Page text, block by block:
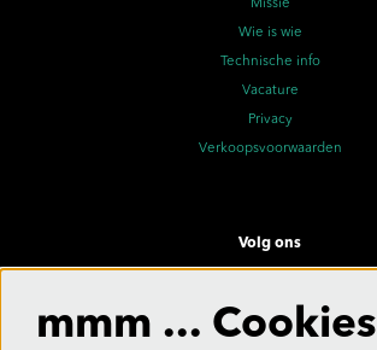
Missie
Wie is wie
Technische info
Vacature
Privacy
Verkoopsvoorwaarden
Volg ons
mmm ... Cookies